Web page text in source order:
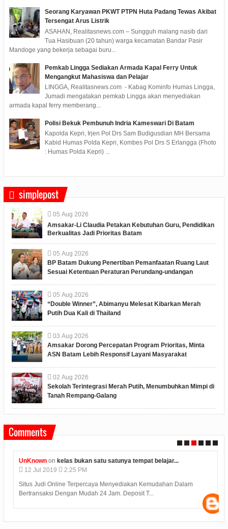
Seorang Karyawan PKWT PTPN Huta Padang Tewas Akibat
Tersengat Arus Listrik
ASAHAN, Realitasnews.com – Sungguh malang nasib dari
Tua Hasibuan (20 tahun) warga kecamatan Bandar Pasir
Mandoge yang bekerja sebagai buru...
Pemkab Lingga Sediakan Armada Kapal Ferry Untuk
Mengangkut Mahasiswa dan Pelajar
LINGGA, Realitasnews.com - Kabag Kominfo Humas Lingga,
Jumadi mengatakan pemkab Lingga akan menyediakan
armada kapal ferry memberang...
Polisi Bekuk Pembunuh Indria Kameswari Di Batam
Kapolda Kepri, Irjen Pol Drs Sam Budigusdian MH Bersama
Kabid Humas Polda Kepri, Kombes Pol Drs S Erlangga (Fhoto
: Humas Polda Kepri) ...
simplepost
05 Aug 2026
Amsakar-Li Claudia Petakan Kebutuhan Guru, Pendidikan
Berkualitas Jadi Prioritas Batam
05 Aug 2026
BP Batam Dukung Penertiban Pemanfaatan Ruang Laut
Sesuai Ketentuan Peraturan Perundang-undangan
05 Aug 2026
“Double Winner”, Abimanyu Melesat Kibarkan Merah
Putih Dua Kali di Thailand
03 Aug 2026
Amsakar Dorong Percepatan Program Prioritas, Minta
ASN Batam Lebih Responsif Layani Masyarakat
02 Aug 2026
Sekolah Terintegrasi Merah Putih, Menumbuhkan Mimpi di
Tanah Rempang-Galang
Comments
UnKnownonkelas bukan satu satunya tempat belajar...
12 Jul 2019
2:25 PM
Situs Judi Online Terpercaya Menyediakan Kemudahan Dalam
Bertransaksi Dengan Mudah 24 Jam. Deposit T...